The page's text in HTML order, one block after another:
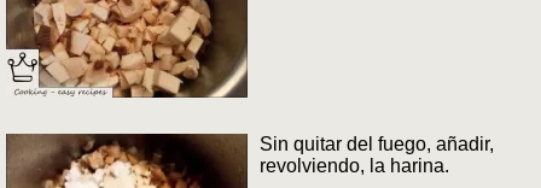
Sin quitar del fuego, añadir,
revolviendo, la harina.